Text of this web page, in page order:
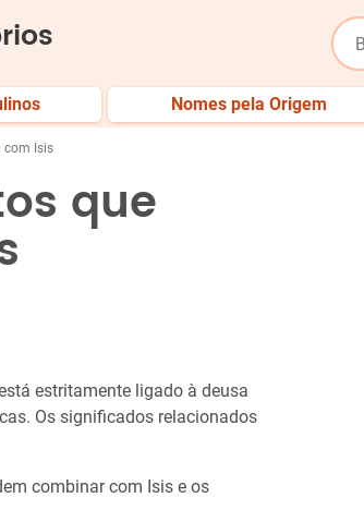
Nomes pela Origem
com Isis
que
estritamente ligado à deusa
Os significados relacionados
combinar com Isis e os